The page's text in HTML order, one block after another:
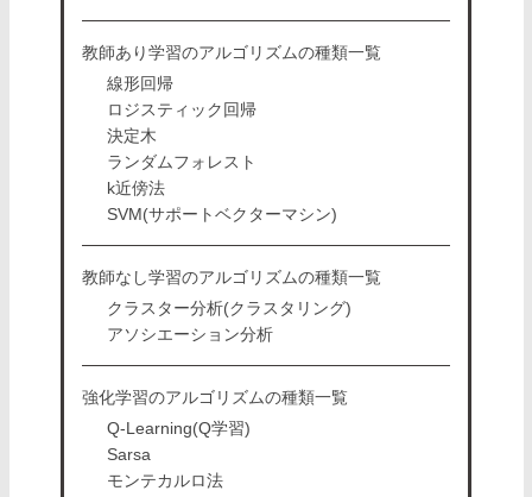
教師あり学習のアルゴリズムの種類一覧
線形回帰
ロジスティック回帰
決定木
ランダムフォレスト
k近傍法
SVM(サポートベクターマシン)
教師なし学習のアルゴリズムの種類一覧
クラスター分析(クラスタリング)
アソシエーション分析
強化学習のアルゴリズムの種類一覧
Q-Learning(Q学習)
Sarsa
モンテカルロ法